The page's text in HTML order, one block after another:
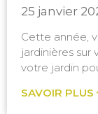
25 janvier
Cette année,
jardinières sur
votre jardin
SAVOIR PLUS